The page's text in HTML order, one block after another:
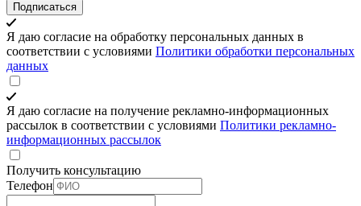
Подписаться
Я даю согласие на обработку персональных данных в
соответствии с условиями Политики обработки персональных
данных
Я даю согласие на получение рекламно-информационных
рассылок в соответствии с условиями Политики рекламно-
информационных рассылок
Получить консультацию
Телефон